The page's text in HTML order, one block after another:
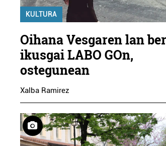
KULTURA
Oihana Vesgaren lan
ikusgai LABO GOn,
ostegunean
Xalba Ramirez